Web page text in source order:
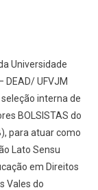
Universidade
DEAD/ UFVJM
interna de
BOLSISTAS do
para atuar como
Lato Sensu
em Direitos
Vales do